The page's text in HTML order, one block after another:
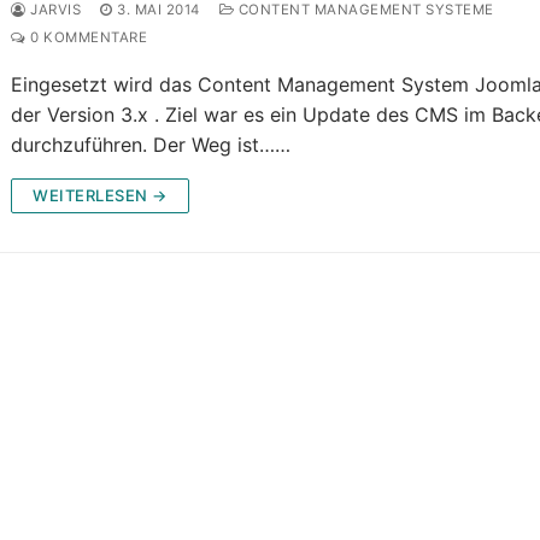
JARVIS 3. MAI 2014
CONTENT MANAGEMENT SYSTEME
0 KOMMENTARE
Eingesetzt wird das Content Management System
der Version 3.x . Ziel war es ein Update des CMS im
durchzuführen. Der Weg ist……
WEITERLESEN →